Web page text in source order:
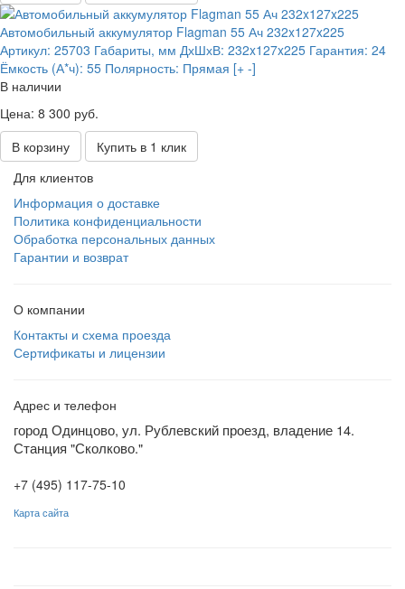
Автомобильный аккумулятор Flagman 55 Ач 232x127x225
Артикул: 25703 Габариты, мм ДхШхВ: 232x127x225 Гарантия: 24
Ёмкость (А*ч): 55 Полярность: Прямая [+ -]
В наличии
Цена: 8 300 руб.
В корзину
Купить в 1 клик
Для клиентов
Информация о доставке
Политика конфиденциальности
Обработка персональных данных
Гарантии и возврат
О компании
Контакты и схема проезда
Сертификаты и лицензии
Адрес и телефон
город Одинцово, ул. Рублевский проезд, владение 14.
Станция "Сколково."
+7 (495) 117-75-10
Карта сайта